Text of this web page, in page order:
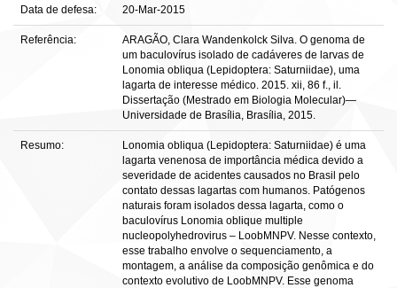
Data de defesa: 20-Mar-2015
Referência:
ARAGÃO, Clara Wandenkolck Silva. O genoma de
um baculovírus isolado de cadáveres de larvas de
Lonomia obliqua (Lepidoptera: Saturniidae), uma
lagarta de interesse médico. 2015. xii, 86 f., il.
Dissertação (Mestrado em Biologia Molecular)—
Universidade de Brasília, Brasília, 2015.
Resumo:
Lonomia obliqua (Lepidoptera: Saturniidae) é uma
lagarta venenosa de importância médica devido a
severidade de acidentes causados no Brasil pelo
contato dessas lagartas com humanos. Patógenos
naturais foram isolados dessa lagarta, como o
baculovírus Lonomia oblique multiple
nucleopolyhedrovirus – LoobMNPV. Nesse contexto,
esse trabalho envolve o sequenciamento, a
montagem, a análise da composição genômica e do
contexto evolutivo de LoobMNPV. Esse genoma